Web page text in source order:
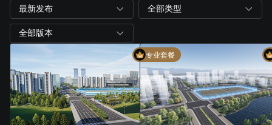
最新发布 全部类型
全部版本
专业套餐